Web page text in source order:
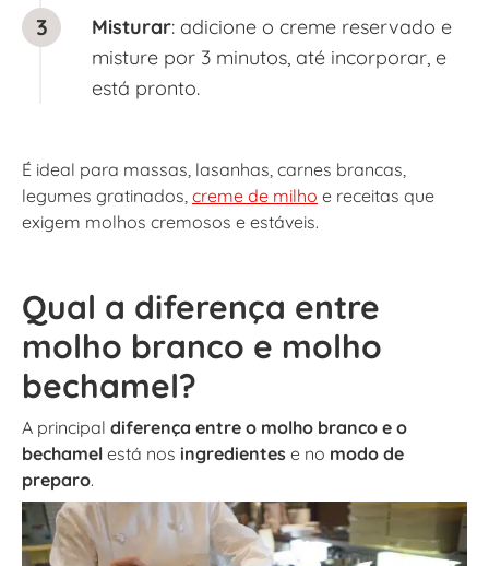
Misturar: adicione o creme reservado e
misture por 3 minutos, até incorporar, e
está pronto.
É ideal para massas, lasanhas, carnes brancas,
legumes gratinados, creme de milho e receitas que
exigem molhos cremosos e estáveis.
Qual a diferença entre
molho branco e molho
bechamel?
A principal diferença entre o molho branco e o
bechamel está nos ingredientes e no modo de
preparo.